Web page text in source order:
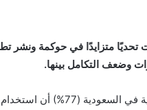
تحديًا متزايدًا في حوكمة
وضعف التكامل بينها.
يعتقد غالبية مسؤولي